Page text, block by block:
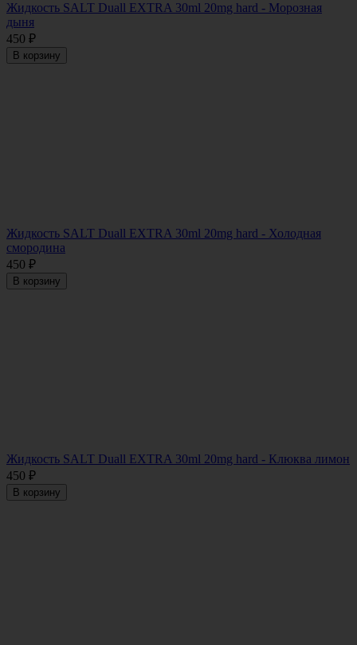
Жидкость SALT Duall EXTRA 30ml 20mg hard - Морозная
дыня
450 ₽
В корзину
Жидкость SALT Duall EXTRA 30ml 20mg hard - Холодная
смородина
450 ₽
В корзину
Жидкость SALT Duall EXTRA 30ml 20mg hard - Клюква лимон
450 ₽
В корзину